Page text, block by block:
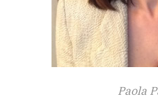
TESTATE
Paola